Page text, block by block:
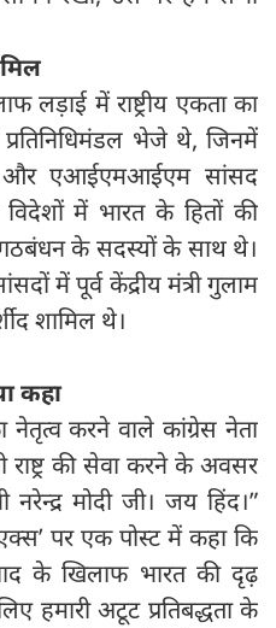
में राष्ट्रीय एकता का
भेजे थे, जिनमें
और एआईएमआईएम सांसद
में भारत के हितों की
के सदस्यों के साथ थे।
में पूर्व केंद्रीय मंत्री गुलाम
शामिल थे।
कहा
नेतृत्व करने वाले कांग्रेस नेता
की सेवा करने के अवसर
नरेन्द्र मोदी जी। जय हिंद।”
पर एक पोस्ट में कहा कि
के खिलाफ भारत की दृढ़
हमारी अटूट प्रतिबद्धता के